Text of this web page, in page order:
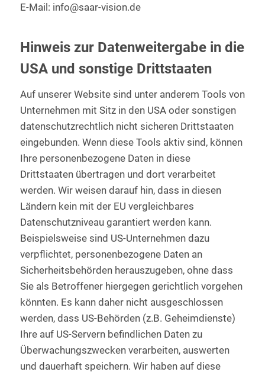
E-Mail: info@saar-vision.de
Hinweis zur Datenweitergabe in die
USA und sonstige Drittstaaten
Auf unserer Website sind unter anderem Tools von
Unternehmen mit Sitz in den USA oder sonstigen
datenschutzrechtlich nicht sicheren Drittstaaten
eingebunden. Wenn diese Tools aktiv sind, können
Ihre personenbezogene Daten in diese
Drittstaaten übertragen und dort verarbeitet
werden. Wir weisen darauf hin, dass in diesen
Ländern kein mit der EU vergleichbares
Datenschutzniveau garantiert werden kann.
Beispielsweise sind US-Unternehmen dazu
verpflichtet, personenbezogene Daten an
Sicherheitsbehörden herauszugeben, ohne dass
Sie als Betroffener hiergegen gerichtlich vorgehen
könnten. Es kann daher nicht ausgeschlossen
werden, dass US-Behörden (z.B. Geheimdienste)
Ihre auf US-Servern befindlichen Daten zu
Überwachungszwecken verarbeiten, auswerten
und dauerhaft speichern. Wir haben auf diese